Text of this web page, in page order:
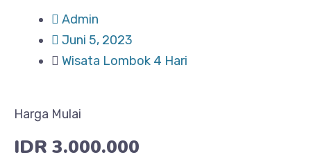
Admin
Juni 5, 2023
Wisata Lombok 4 Hari
Harga Mulai
IDR 3.000.000